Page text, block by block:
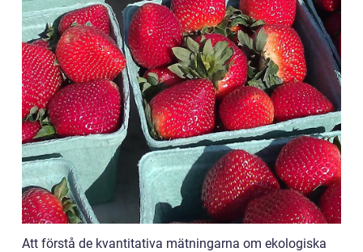
Att förstå de kvantitativa mätningarna om ekologiska